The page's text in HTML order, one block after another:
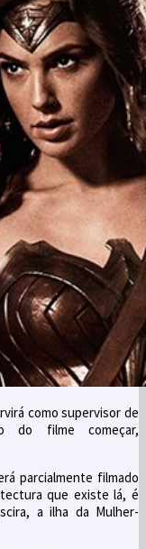
como supervisor de
do filme começar,
parcialmente filmado
que existe lá, é
a ilha da Mulher-